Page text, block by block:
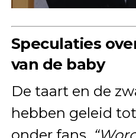
Speculaties
van de baby
De taart en de
hebben geleid